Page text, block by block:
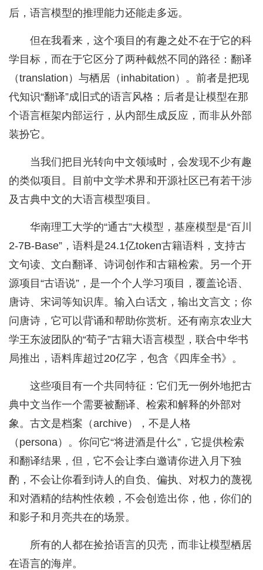
后，语言模型的推理能力还能走多远。
但在我看来，这个项目的有趣之处不在于它的科
学目标，而在于它区分了两种截然不同的路径：翻译
（translation）与栖居（inhabitation）。前者是把现
代知识“翻译”成旧式的语言风格；后者是让模型在那
个语言框架内部运行，从内部生成反应，而非从外部
装扮它。
当我们把目光转向中文领域时，会发现不少有趣
的类似项目。目前中文学术界和开源社区已有若干涉
及古典中文的大语言模型项目。
华南理工大学的“通古”大模型，基座模型是“百川
2-7B-Base”，语料是24.1亿token古籍语料，支持古
文句读、文白翻译、诗词创作和古籍检索。另一个开
源项目“古语说”，是一个个人学习项目，覆盖论语、
唐诗、宋词等知识库。输入白话文，输出文言文；你
问唐诗，它可以背诵和帮助你赏析。还有南京农业大
学王东波团队的“荀子”古籍大语言模型，联合中华书
局推出，语料库超过20亿字，包含《四库全书》。
这些项目有一个共同特征：它们无一例外地把古
典中文当作一个需要被翻译、检索和解释的外部对
象。古文是档案（archive），不是人格
（persona）。你问它“将进酒是什么”，它提供检索
和翻译结果，但，它不会让李白邀请你进入月下独
酌，不会让你看到诗人的自负、偏执、对权力的蔑视
和对酒精的结构性依赖，不会创造出你，他，你们的
和影子和月亮共在的场景。
所有的人都在捡拾语言的贝壳，而非让模型栖居
在语言的海岸。